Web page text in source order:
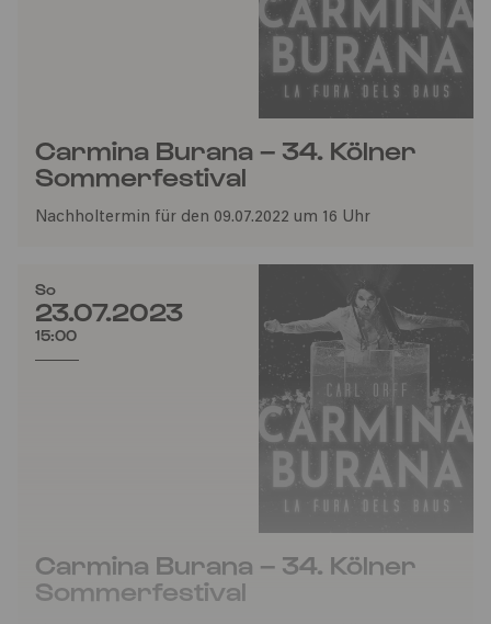
Carmina Burana – 34. Kölner
Sommerfestival
Nachholtermin für den 09.07.2022 um 16 Uhr
So
23.07.2023
15:00
Carmina Burana – 34. Kölner
Sommerfestival